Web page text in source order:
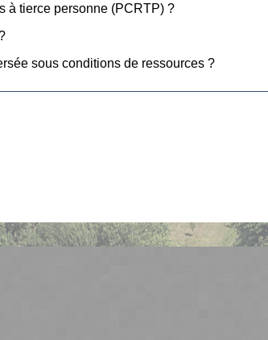
à tierce personne (PCRTP) ?
sous conditions de ressources ?